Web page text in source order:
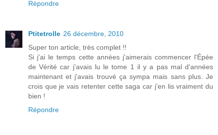
Répondre
Ptitetrolle 26 décembre, 2010
Super ton article, très complet !!
Si j'ai le temps cette années j'aimerais commencer l'Épée
de Vérité car j'avais lu le tome 1 il y a pas mal d'années
maintenant et j'avais trouvé ça sympa mais sans plus. Je
crois que je vais retenter cette saga car j'en lis vraiment du
bien !
Répondre